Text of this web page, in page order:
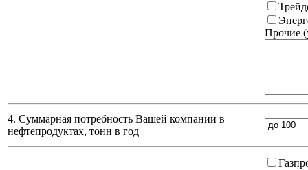
Прочие
4. Суммарная потребность Вашей компании в
нефтепродуктах, тонн в год